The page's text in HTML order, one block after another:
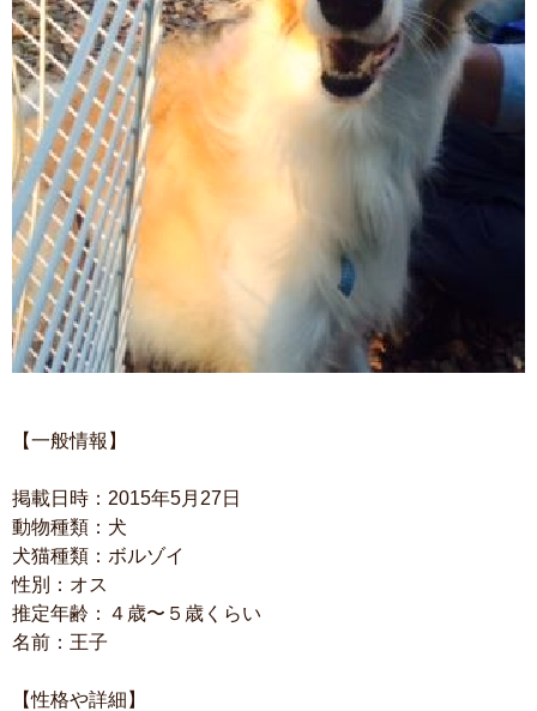
【一般情報】
掲載日時：2015年5月27日
動物種類：犬
犬猫種類：ボルゾイ
性別：オス
推定年齢：４歳〜５歳くらい
名前：王子
【性格や詳細】